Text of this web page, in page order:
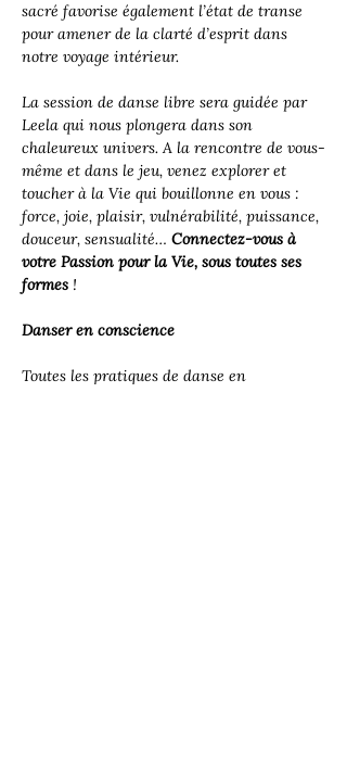
sacré favorise également l’état de transe
pour amener de la clarté d’esprit dans
notre voyage intérieur.
La session de danse libre sera guidée par
Leela qui nous plongera dans son
chaleureux univers. A la rencontre de vous-
même et dans le jeu, venez explorer et
toucher à la Vie qui bouillonne en vous :
force, joie, plaisir, vulnérabilité, puissance,
douceur, sensualité… Connectez-vous à
votre Passion pour la Vie, sous toutes ses
formes !
Danser en conscience
Toutes les pratiques de danse en